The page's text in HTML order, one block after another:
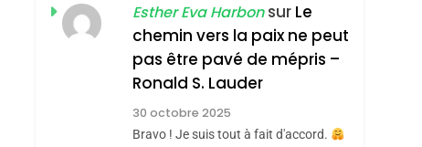
Esther Eva Harbonsur Le
chemin vers la paix ne peut
pas être pavé de mépris –
Ronald S. Lauder
30 octobre 2025
Bravo ! Je suis tout à fait d'accord.